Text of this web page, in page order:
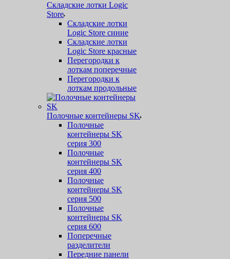
Складские лотки Logic
Store
Складские лотки
Logic Store синие
Складские лотки
Logic Store красные
Перегородки к
лоткам поперечные
Перегородки к
лоткам продольные
Полочные контейнеры SK
Полочные
контейнеры SK
серия 300
Полочные
контейнеры SK
серия 400
Полочные
контейнеры SK
серия 500
Полочные
контейнеры SK
серия 600
Поперечные
разделители
Передние панели